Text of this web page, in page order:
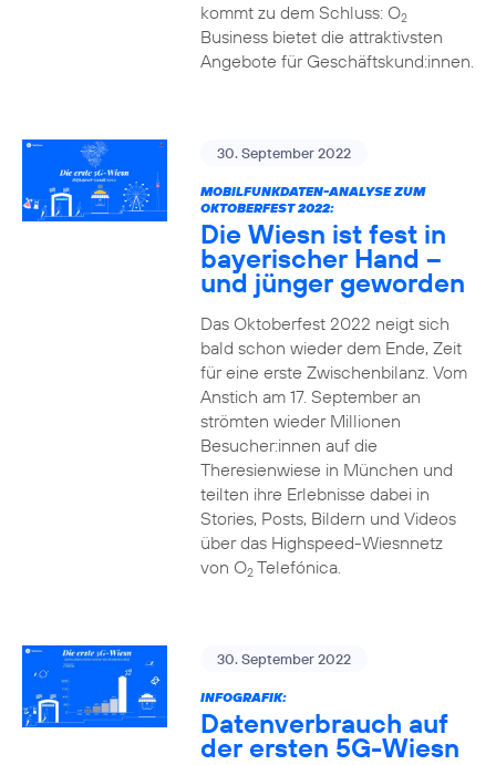
kommt zu dem Schluss: O2
Business bietet die attraktivsten
Angebote für Geschäftskund:innen.
30. September 2022
MOBILFUNKDATEN-ANALYSE ZUM
OKTOBERFEST 2022:
Die Wiesn ist fest in
bayerischer Hand –
und jünger geworden
Das Oktoberfest 2022 neigt sich
bald schon wieder dem Ende, Zeit
für eine erste Zwischenbilanz. Vom
Anstich am 17. September an
strömten wieder Millionen
Besucher:innen auf die
Theresienwiese in München und
teilten ihre Erlebnisse dabei in
Stories, Posts, Bildern und Videos
über das Highspeed-Wiesnnetz
von O2Telefónica.
30. September 2022
INFOGRAFIK:
Datenverbrauch auf
der ersten 5G-Wiesn